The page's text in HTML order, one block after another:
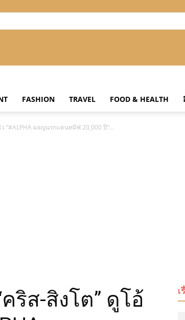
FASHION TRAVEL FOOD & HEALTH
“#ALPHA ผจญนรกแดนทมิฬ 20,000 ปี”...
ริส-สิงโต” ดูโอ้
เ